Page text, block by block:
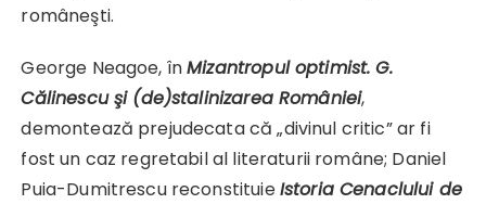
româneşti.
George Neagoe, înMizantropul optimist. G.
Călinescu şi (de)stalinizarea României,
demontează prejudecata că „divinul critic” ar fi
fost un caz regretabil al literaturii române; Daniel
Puia-Dumitrescu reconstituieIstoria Cenaclului de